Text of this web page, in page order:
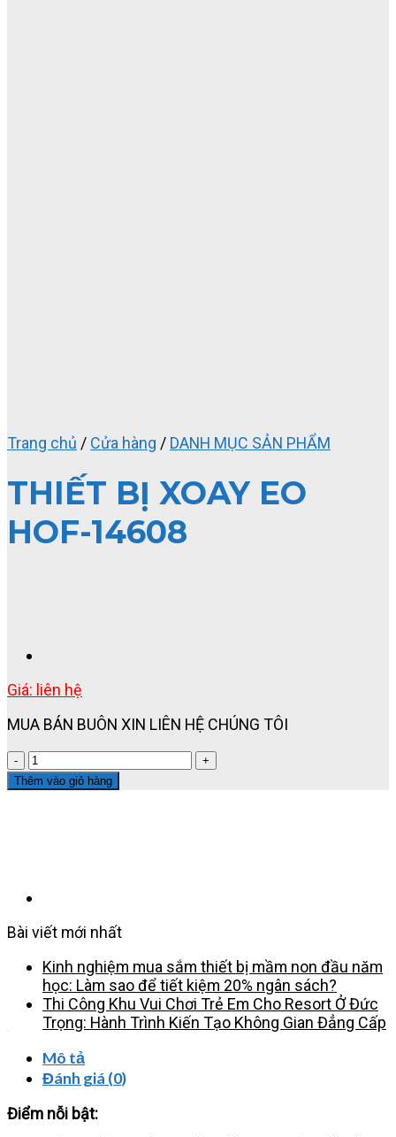
Trang chủ / Cửa hàng / DANH MỤC SẢN PHẨM
THIẾT BỊ XOAY EO
HOF-14608
Giá: liên hệ
MUA BÁN BUÔN XIN LIÊN HỆ CHÚNG TÔI
THIẾT
BỊ
XOAY
Thêm vào giỏ hàng
Bài viết mới nhất
Kinh nghiệm mua sắm thiết bị mầm non đầu năm
học: Làm sao để tiết kiệm 20% ngân sách?
Thi Công Khu Vui Chơi Trẻ Em Cho Resort Ở Đức
Trọng: Hành Trình Kiến Tạo Không Gian Đẳng Cấp
Mô tả
Đánh giá (0)
Điểm nỗi bật: